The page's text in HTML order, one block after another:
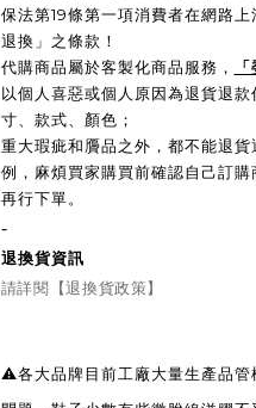
保法第19條第一項消費者在網路
退換」之條款！
代購商品屬於客製化商品服務，
以個人喜惡或個人原因為退貨退
寸、款式、顏色；
重大瑕疵和贗品之外，都不能退
例，麻煩買家購買前確認自己訂
再行下單。
-
退換貨資訊
請詳閱【退換貨政策】
⚠️各大品牌目前工廠大量生產品管